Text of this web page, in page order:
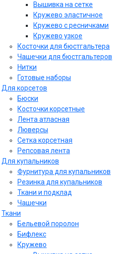
Вышивка на сетке
Кружево эластичное
Кружево с ресничками
Кружево узкое
Косточки для бюстгальтера
Чашечки для бюстгальтеров
Нитки
Готовые наборы
Для корсетов
Бюски
Косточки корсетные
Лента атласная
Люверсы
Сетка корсетная
Репсовая лента
Для купальников
Фурнитура для купальников
Резинка для купальников
Ткани и подклад
Чашечки
Ткани
Бельевой поролон
Бифлекс
Кружево